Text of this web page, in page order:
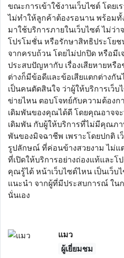
ขณะการเข้าใช้งานเว็บไซต์ โดย
ไม่ทำให้ลูกค้าต้องรอนาน พร้อมทั้
มาใช้บริการภายในเว็บไซต์ ไม่ว่า
โปรโมชั่น หรือรักษาสิทธิประโยช
จากครบถ้วน โดยไม่ปกปิด หรือมี
ประสบปัญหากับ เรื่องเสียหายหรื
ต่างก็มีข้อดีและข้อเสียแตกต่างกั
เป็นคนตัดสินใจ ว่าผู้ให้บริการเว็
ข่ายไหน ตอบโจทย์กับความต้องก
เดิมพันของคุณได้ดี โดยคุณอาจจ
เดิมพัน กับผู้ให้บริการที่ไม่มีคุณภา
พันของมิจฉาชีพ เพราะโดยปกติ เ
รูปลักษณ์ ที่ค่อนข้างสวยงาม ไม่แ
ที่เปิดให้บริการอย่างถ่องแท้และโ
คุณรู้ได้ หน้าเว็บไซต์ไหน เป็นเว็
แนะนำ จากผู้ที่มีประสบการณ์ ใน
นั่นเอง
แมว
ผู้เยี่ยมชม